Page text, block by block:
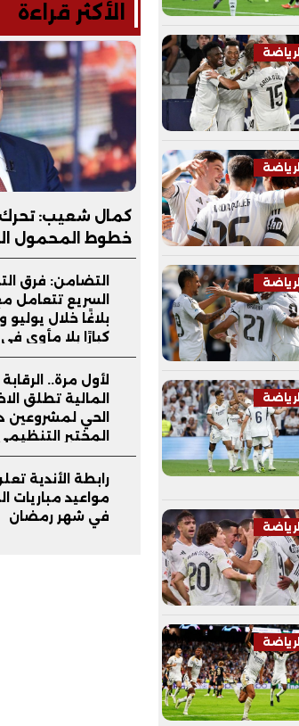
الرياضة
الرياضة
الرياضة
الرياضة
الرياضة
الرياضة
الأكثر قراءة
كمال شعيب: تحرك
خطوط المحمول
قضية «طالب
التضامن: فرق
بلاغًا خلال يوليو
محافظات
لأول مرة.. الرقابة
المالية تطلق
الحي لمشروعين
المختبر
(FRA-Sandbox)
رابطة الأندية
مواعيد مباريات
في شهر رمضان